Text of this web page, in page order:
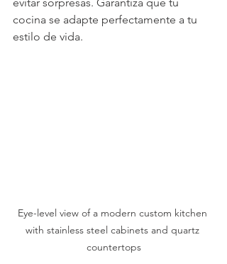
cocina se adapte perfectamente a tu
estilo de vida.
Eye-level view of a modern custom kitchen
with stainless steel cabinets and quartz
countertops